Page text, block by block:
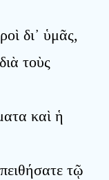
δι᾿ ὑμᾶς,
τοὺς
καὶ ἡ
τῷ